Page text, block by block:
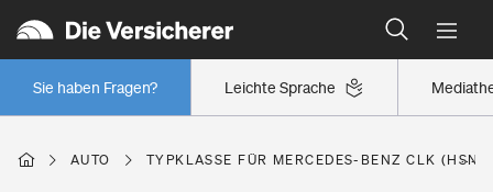
Leichte Sprache
Sie haben Fragen?
Wer versichert was: Jetzt Versicherer finden
Regionalklassen: So ist Ihre Region eingestuft
Wer versichert was: Jetzt Versicherer finden
AUTO TYPKLASSE FÜR MERCEDES-BENZ CLK (HSN: